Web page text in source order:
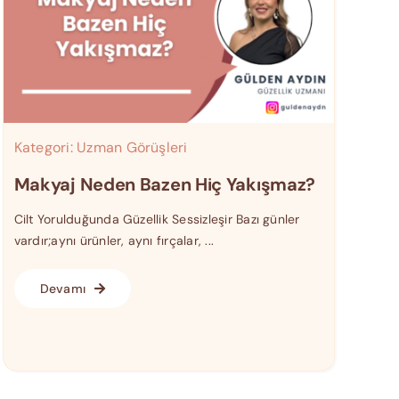
Kategori: Uzman Görüşleri
Makyaj Neden Bazen Hiç Yakışmaz?
Cilt Yorulduğunda Güzellik Sessizleşir Bazı günler
vardır;aynı ürünler, aynı fırçalar, ...
Devamı